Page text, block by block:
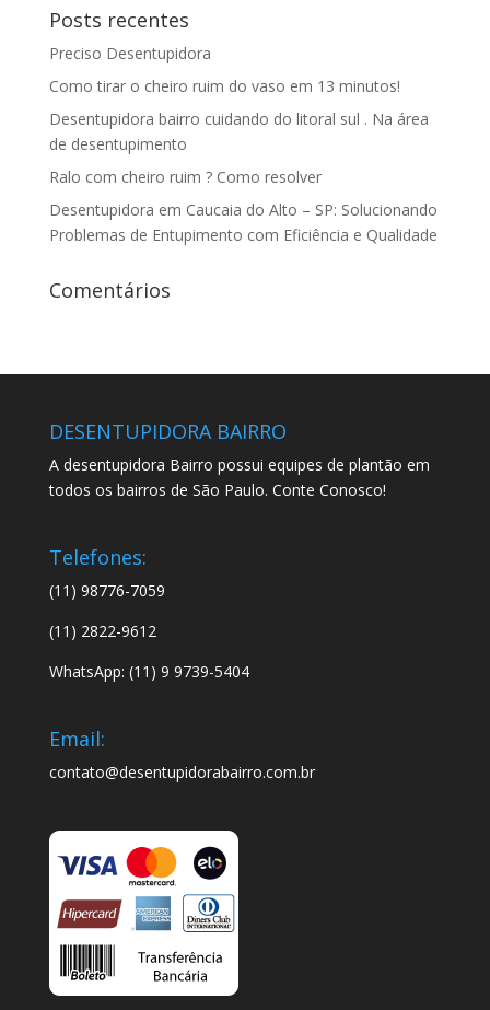
Posts recentes
Preciso Desentupidora
Como tirar o cheiro ruim do vaso em 13 minutos!
Desentupidora bairro cuidando do litoral sul . Na área
de desentupimento
Ralo com cheiro ruim ? Como resolver
Desentupidora em Caucaia do Alto – SP: Solucionando
Problemas de Entupimento com Eficiência e Qualidade
Comentários
DESENTUPIDORA BAIRRO
A desentupidora Bairro possui equipes de plantão em
todos os bairros de São Paulo. Conte Conosco!
Telefones:
(11) 98776-7059
(11) 2822-9612
WhatsApp: (11) 9 9739-5404
Email:
contato@desentupidorabairro.com.br